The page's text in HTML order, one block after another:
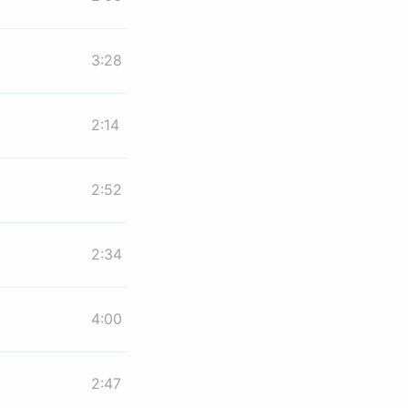
3:28
2:14
2:52
2:34
4:00
2:47